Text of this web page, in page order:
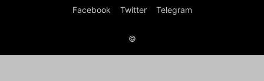
Facebook Twitter Telegram
©